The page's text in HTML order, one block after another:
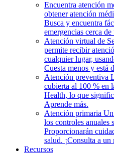
Encuentra atención
obtener atención
Busca y encuentra
emergencias cerca de
Atención virtual de
permite recibir
cualquier lugar,
Cuesta menos y está
Atención preventiva
cubierta al 100 % en
Health, lo que
Aprende más.
Atención primaria
los controles anuales
Proporcionarán
salud. ¡Consulta a un
Recursos